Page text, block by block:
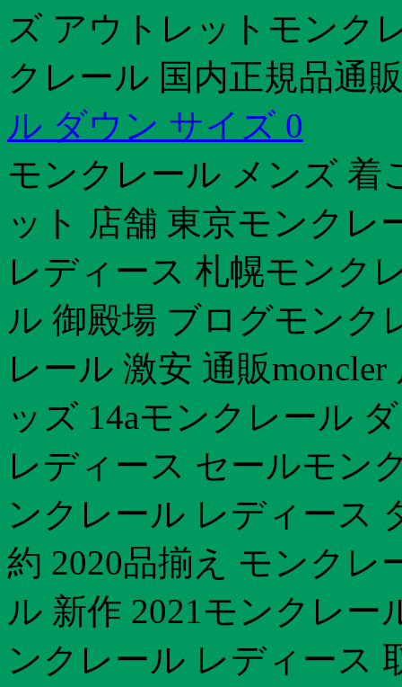
ズ アウトレットモンク
クレール 国内正規品通
ル ダウン サイズ 0
モンクレール メンズ 着
ット 店舗 東京モンクレ
レディース 札幌モンク
ル 御殿場 ブログモンク
レール 激安 通販
ッズ 14aモンクレール
レディース セールモン
ンクレール レディース
約 2020品揃え モンク
ル 新作 2021モンクレ
ンクレール レディース